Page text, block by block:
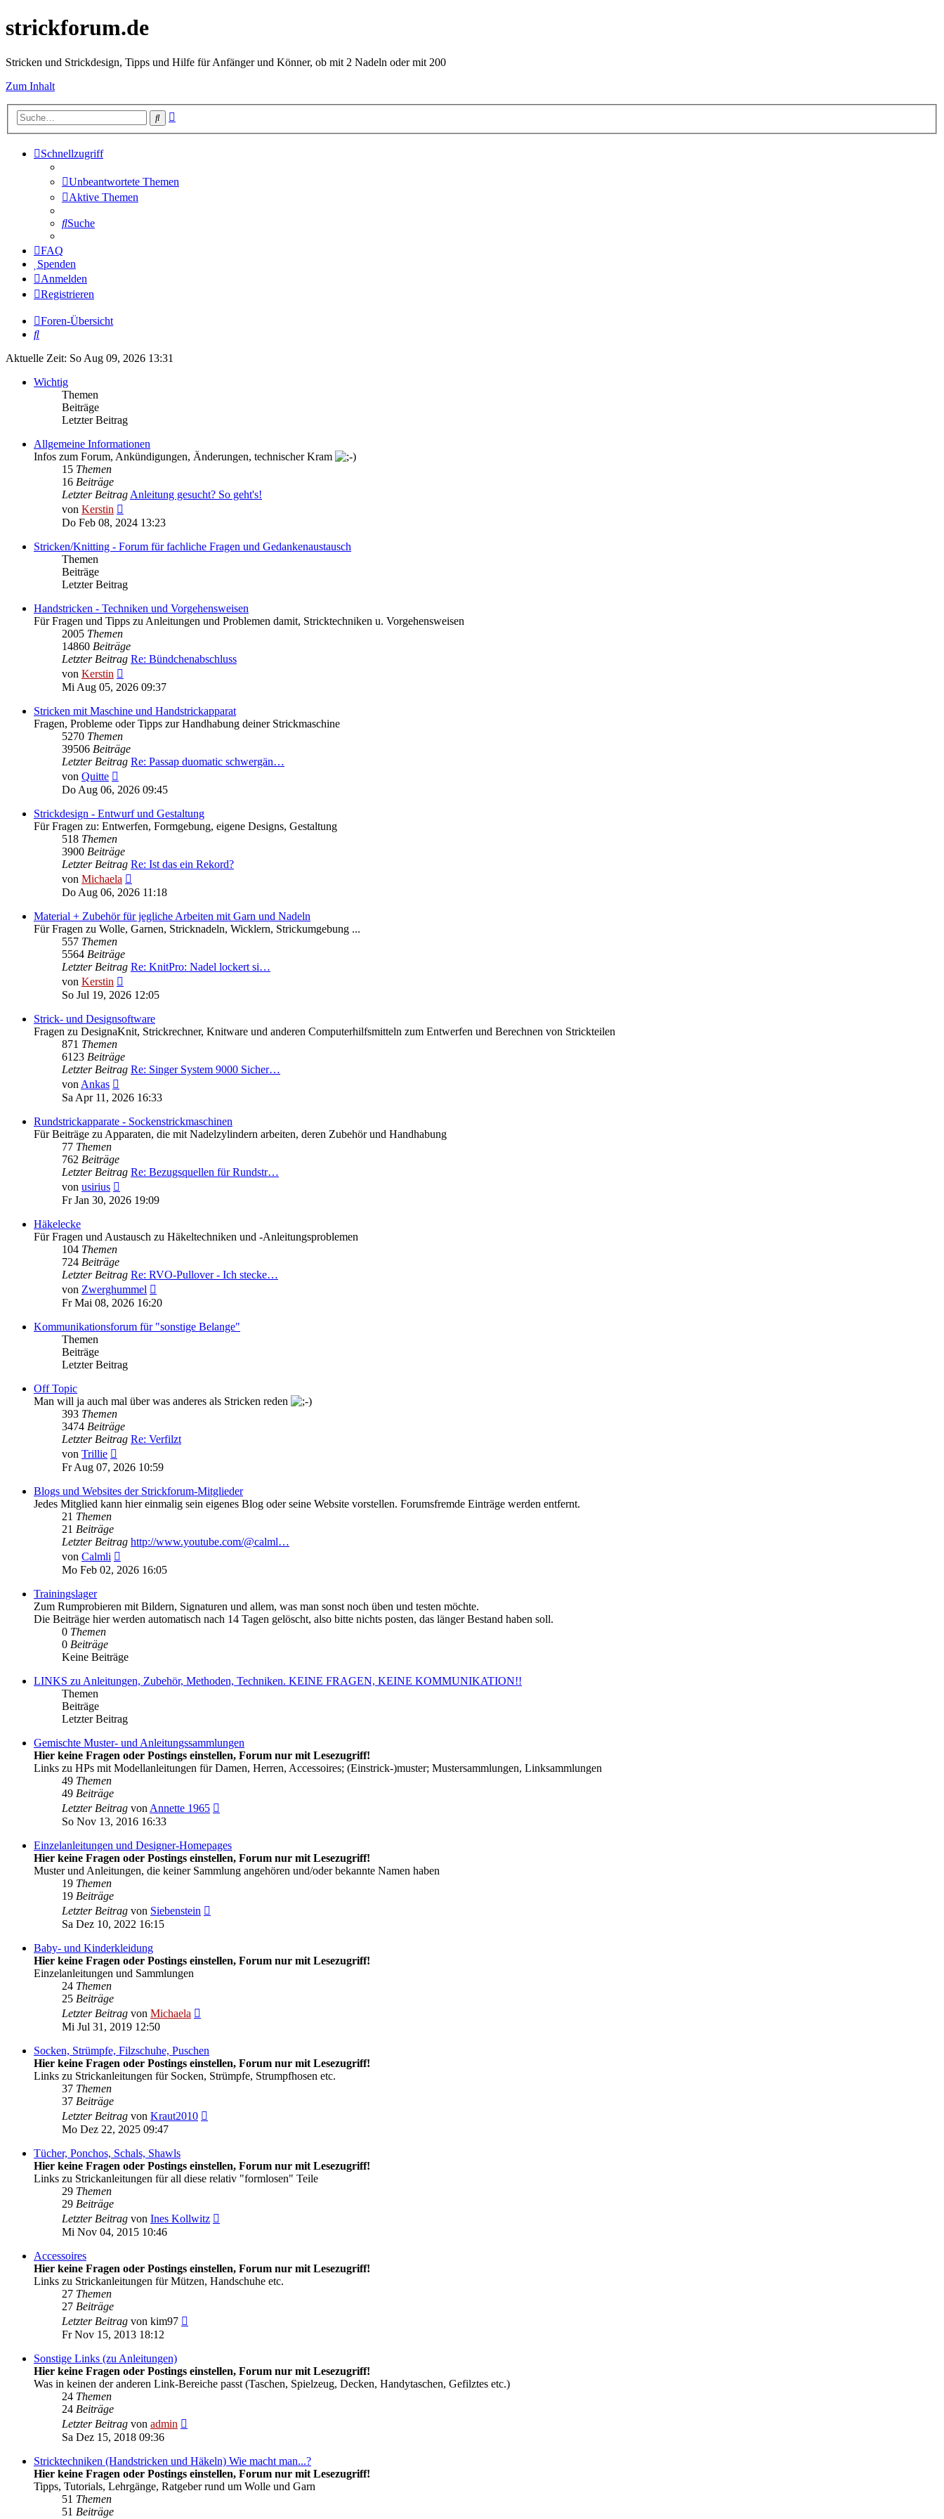
strickforum.de
Stricken und Strickdesign, Tipps und Hilfe für Anfänger und Könner, ob mit 2 Nadeln oder mit 200
Zum Inhalt
Suche
Schnellzugriff
Unbeantwortete Themen
Aktive Themen
Suche
FAQ
Spenden
Anmelden
Registrieren
Foren-Übersicht
Suche
Aktuelle Zeit: So Aug 09, 2026 13:31
Wichtig
Themen
Beiträge
Letzter Beitrag
Allgemeine Informationen
Infos zum Forum, Ankündigungen, Änderungen, technischer Kram
15 Themen
16 Beiträge
Letzter BeitragAnleitung gesucht? So geht's!
von Kerstin
Beitrag
Do Feb 08, 2024 13:23
Stricken/Knitting - Forum für fachliche Fragen und Gedankenaustausch
Themen
Beiträge
Letzter Beitrag
Handstricken - Techniken und Vorgehensweisen
Für Fragen und Tipps zu Anleitungen und Problemen damit, Stricktechniken u. Vorgehensweisen
2005 Themen
14860 Beiträge
Letzter Beitrag Re: Bündchenabschluss
von Kerstin
Beitrag
Mi Aug 05, 2026 09:37
Stricken mit Maschine und Handstrickapparat
Fragen, Probleme oder Tipps zur Handhabung deiner Strickmaschine
5270 Themen
39506 Beiträge
Letzter Beitrag Re: Passap duomatic schwergän…
von Quitte
Beitrag
Do Aug 06, 2026 09:45
Strickdesign - Entwurf und Gestaltung
Für Fragen zu: Entwerfen, Formgebung, eigene Designs, Gestaltung
518 Themen
3900 Beiträge
Letzter Beitrag Re: Ist das ein Rekord?
von Michaela
Beitrag
Do Aug 06, 2026 11:18
Material + Zubehör für jegliche Arbeiten mit Garn und Nadeln
Für Fragen zu Wolle, Garnen, Stricknadeln, Wicklern, Strickumgebung ...
557 Themen
5564 Beiträge
Letzter Beitrag Re: KnitPro: Nadel lockert si…
von Kerstin
Beitrag
So Jul 19, 2026 12:05
Strick- und Designsoftware
Fragen zu DesignaKnit, Strickrechner, Knitware und anderen Computerhilfsmitteln zum Entwerfen und Berechnen von Strickteilen
871 Themen
6123 Beiträge
Letzter Beitrag Re: Singer System 9000 Sicher…
vonAnkas
Beitrag
Sa Apr 11, 2026 16:33
Rundstrickapparate - Sockenstrickmaschinen
Für Beiträge zu Apparaten, die mit Nadelzylindern arbeiten, deren Zubehör und Handhabung
77 Themen
762 Beiträge
Letzter Beitrag Re: Bezugsquellen für Rundstr…
von usirius
Beitrag
Fr Jan 30, 2026 19:09
Häkelecke
Für Fragen und Austausch zu Häkeltechniken und -Anleitungsproblemen
104 Themen
724 Beiträge
Letzter Beitrag Re: RVO-Pullover - Ich stecke…
von Zwerghummel
Beitrag
Fr Mai 08, 2026 16:20
Kommunikationsforum für "sonstige Belange"
Themen
Beiträge
Letzter Beitrag
Off Topic
Man will ja auch mal über was anderes als Stricken reden
393 Themen
3474 Beiträge
Letzter Beitrag Re: Verfilzt
von Trillie
Beitrag
Fr Aug 07, 2026 10:59
Blogs und Websites der Strickforum-Mitglieder
Jedes Mitglied kann hier einmalig sein eigenes Blog oder seine Website vorstellen. Forumsfremde Einträge werden entfernt.
21 Themen
21 Beiträge
Letzter Beitrag http://www.youtube.com/@calml…
von Calmli
Beitrag
Mo Feb 02, 2026 16:05
Trainingslager
Zum Rumprobieren mit Bildern, Signaturen und allem, was man sonst noch üben und testen möchte.
Die Beiträge hier werden automatisch nach 14 Tagen gelöscht, also bitte nichts posten, das länger Bestand haben soll.
0 Themen
0 Beiträge
Keine Beiträge
LINKS zu Anleitungen, Zubehör, Methoden, Techniken. KEINE FRAGEN, KEINE KOMMUNIKATION!!
Themen
Beiträge
Letzter Beitrag
Gemischte Muster- und Anleitungssammlungen
Hier keine Fragen oder Postings einstellen, Forum nur mit Lesezugriff!
Links zu HPs mit Modellanleitungen für Damen, Herren, Accessoires; (Einstrick-)muster; Mustersammlungen, Linksammlungen
49 Themen
49 Beiträge
Letzter Beitrag vonAnnette 1965
So Nov 13, 2016 16:33
Einzelanleitungen und Designer-Homepages
Hier keine Fragen oder Postings einstellen, Forum nur mit Lesezugriff!
Muster und Anleitungen, die keiner Sammlung angehören und/oder bekannte Namen haben
19 Themen
19 Beiträge
Letzter Beitrag von Siebenstein
Sa Dez 10, 2022 16:15
Baby- und Kinderkleidung
Hier keine Fragen oder Postings einstellen, Forum nur mit Lesezugriff!
Einzelanleitungen und Sammlungen
24 Themen
25 Beiträge
Letzter Beitrag von Michaela
Mi Jul 31, 2019 12:50
Socken, Strümpfe, Filzschuhe, Puschen
Hier keine Fragen oder Postings einstellen, Forum nur mit Lesezugriff!
Links zu Strickanleitungen für Socken, Strümpfe, Strumpfhosen etc.
37 Themen
37 Beiträge
Letzter Beitrag von Kraut2010
Mo Dez 22, 2025 09:47
Tücher, Ponchos, Schals, Shawls
Hier keine Fragen oder Postings einstellen, Forum nur mit Lesezugriff!
Links zu Strickanleitungen für all diese relativ "formlosen" Teile
29 Themen
29 Beiträge
Letzter Beitrag von Ines Kollwitz
Mi Nov 04, 2015 10:46
Accessoires
Hier keine Fragen oder Postings einstellen, Forum nur mit Lesezugriff!
Links zu Strickanleitungen für Mützen, Handschuhe etc.
27 Themen
27 Beiträge
Letzter Beitrag von kim97
Fr Nov 15, 2013 18:12
Sonstige Links (zu Anleitungen)
Hier keine Fragen oder Postings einstellen, Forum nur mit Lesezugriff!
Was in keinen der anderen Link-Bereiche passt (Taschen, Spielzeug, Decken, Handytaschen, Gefilztes etc.)
24 Themen
24 Beiträge
Letzter Beitrag von admin
Sa Dez 15, 2018 09:36
Stricktechniken (Handstricken und Häkeln) Wie macht man...?
Hier keine Fragen oder Postings einstellen, Forum nur mit Lesezugriff!
Tipps, Tutorials, Lehrgänge, Ratgeber rund um Wolle und Garn
51 Themen
51 Beiträge